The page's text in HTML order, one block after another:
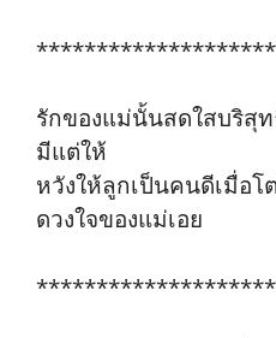
รักของแม่นั้นสดใสบริ
มีแต่ให้
หวังให้ลูกเป็นคนดีเมื่อ
ดวงใจของแม่เอย